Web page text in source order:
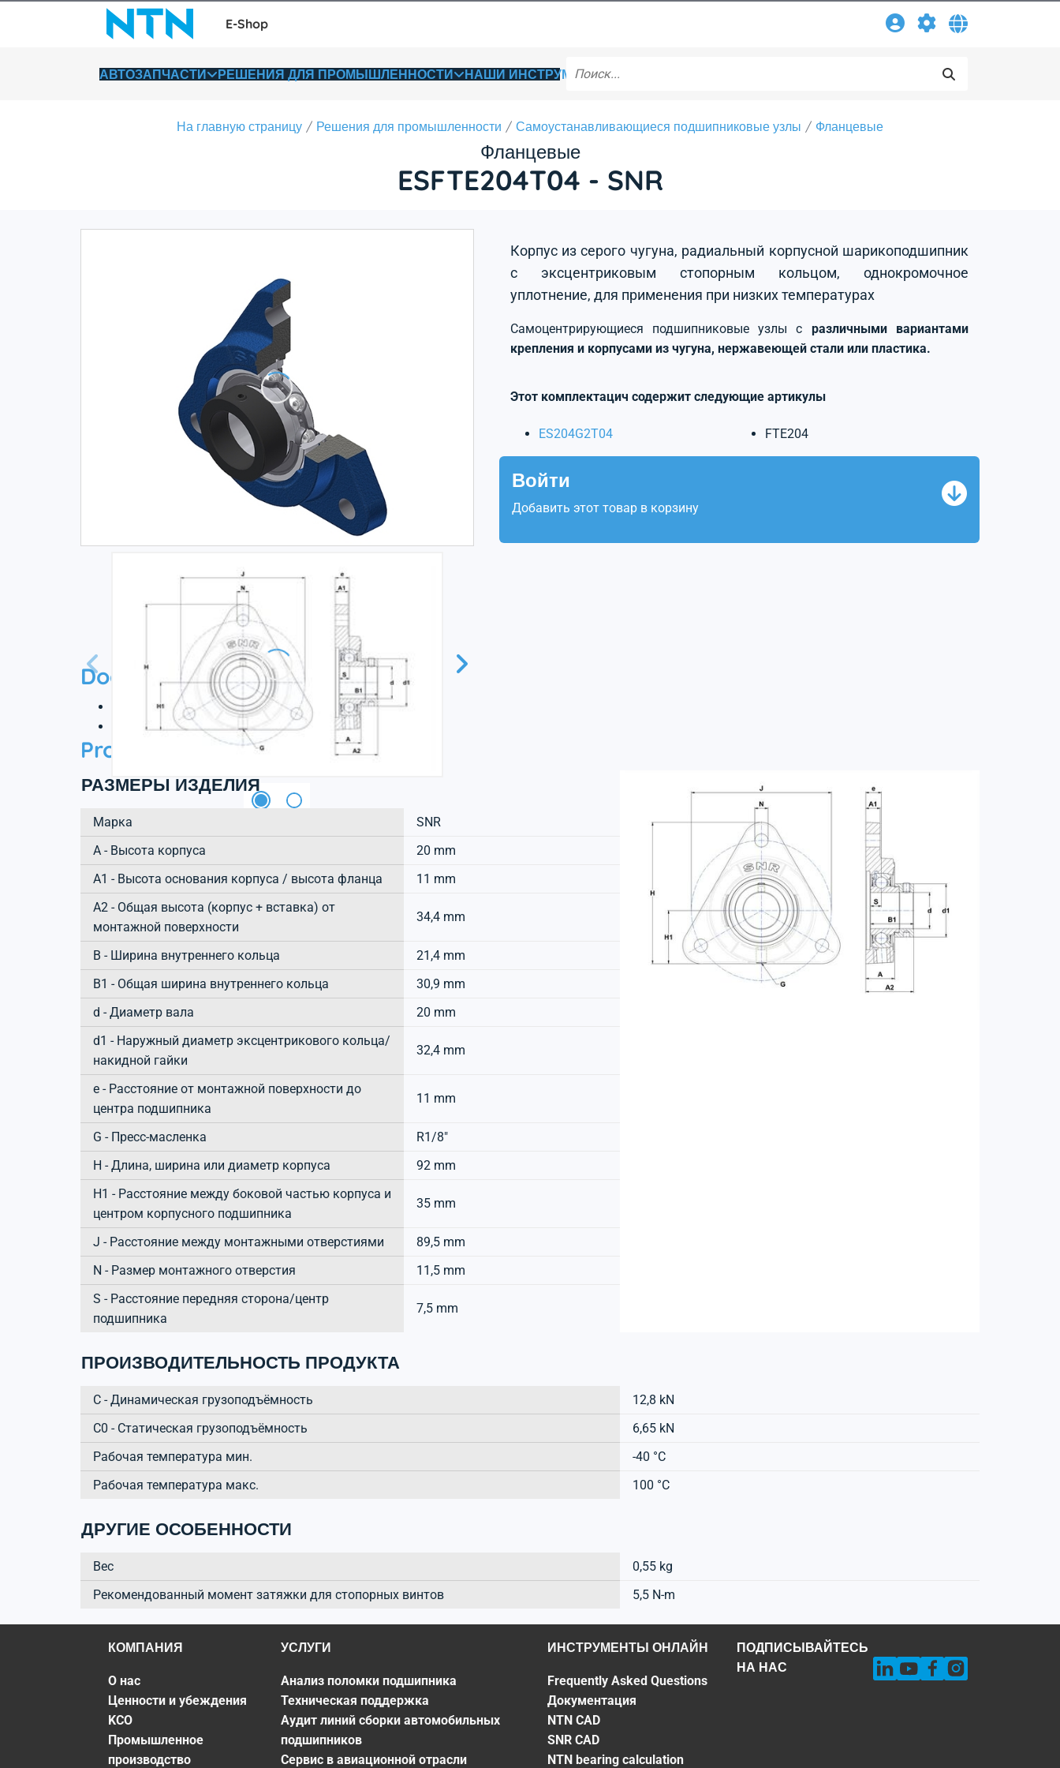
E-Shop
АВТОЗАПЧАСТИ РЕШЕНИЯ ДЛЯ ПРОМЫШЛЕННОСТИ НАШИ ИНСТРУМЕНТЫ
На главную страницу Решения для промышленности Самоустанавливающиеся подшипниковые узлы Фланцевые
Фланцевые
ESFTE204T04 - SNR
Корпус из серого чугуна, радиальный корпусной шарикоподшипник
с эксцентриковым стопорным кольцом, однокромочное
уплотнение, для применения при низких температурах
Самоцентрирующиеся подшипниковые узлы с различными вариантами
крепления и корпусами из чугуна, нержавеющей стали или пластика.
Этот комплектацич содержит следующие артикулы
ES204G2T04 FTE204
Войти
Добавить этот товар в корзину
Documentation
Технический паспорт
3D файл
Product information
РАЗМЕРЫ ИЗДЕЛИЯ
Марка
SNR
А - Высота корпуса
20 mm
A1 - Высота основания корпуса / высота фланца
11 mm
A2 - Общая высота (корпус + вставка) от
монтажной поверхности
34,4 mm
B - Ширина внутреннего кольца
21,4 mm
B1 - Общая ширина внутреннего кольца
30,9 mm
d - Диаметр вала
20 mm
d1 - Наружный диаметр эксцентрикового кольца/
накидной гайки
32,4 mm
e - Расстояние от монтажной поверхности до
центра подшипника
11 mm
G - Пресс-масленка
R1/8"
H - Длина, ширина или диаметр корпуса
92 mm
H1 - Расстояние между боковой частью корпуса и
центром корпусного подшипника
35 mm
J - Расстояние между монтажными отверстиями
89,5 mm
N - Размер монтажного отверстия
11,5 mm
S - Расстояние передняя сторона/центр
подшипника
7,5 mm
ПРОИЗВОДИТЕЛЬНОСТЬ ПРОДУКТА
C - Динамическая грузоподъёмность
12,8 kN
C0 - Статическая грузоподъёмность
6,65 kN
Рабочая температура мин.
-40 °C
Рабочая температура макс.
100 °C
ДРУГИЕ ОСОБЕННОСТИ
Вес
0,55 kg
Рекомендованный момент затяжки для стопорных винтов
5,5 N-m
КОМПАНИЯ
О нас
Ценности и убеждения
KCO
Промышленное
производство
УСЛУГИ
Анализ поломки подшипника
Техническая поддержка
Аудит линий сборки автомобильных
подшипников
Сервис в авиационной отрасли
ИНСТРУМЕНТЫ ОНЛАЙН
Frequently Asked Questions
Документация
NTN CAD
SNR CAD
NTN bearing calculation
ПОДПИСЫВАЙТЕСЬ
НА НАС